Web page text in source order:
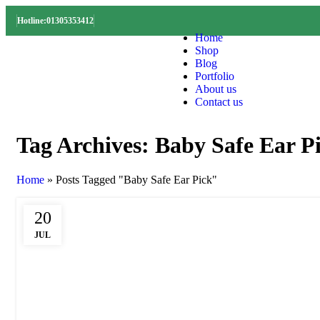
Hotline:01305353412
Home
Shop
Blog
Portfolio
About us
Contact us
Tag Archives: Baby Safe Ear
Home » Posts Tagged "Baby Safe Ear Pick"
20
JUL